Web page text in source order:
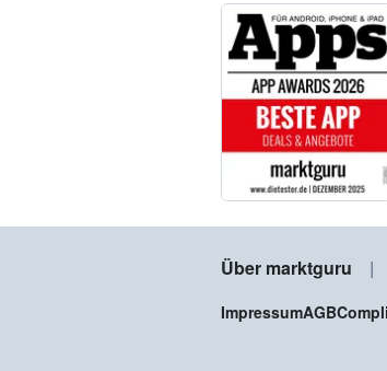
Über marktguru
ImpressumAGB